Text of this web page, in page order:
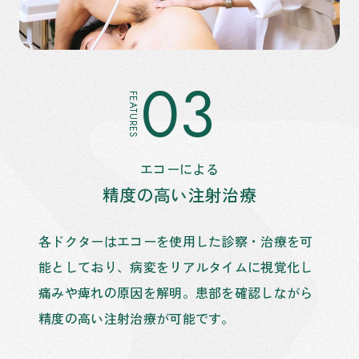
FEATURES03
エコーによる
精度の高い注射治療
各ドクターはエコーを使用した診察・治療を可
能としており、病変をリアルタイムに視覚化し
痛みや痺れの原因を解明。患部を確認しながら
精度の高い注射治療が可能です。